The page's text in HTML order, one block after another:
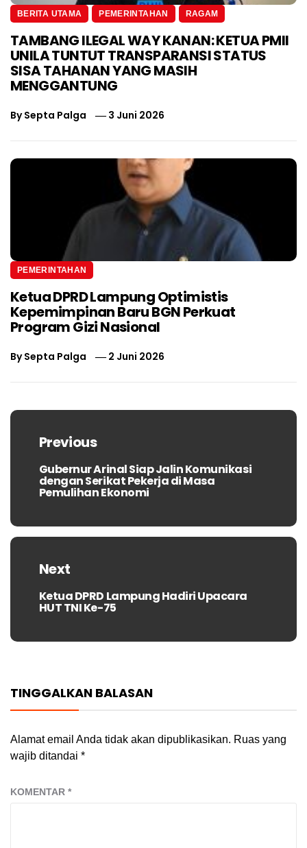
BERITA UTAMA PEMERINTAHAN RAGAM
TAMBANG ILEGAL WAY KANAN: KETUA PMII
UNILA TUNTUT TRANSPARANSI STATUS
SISA TAHANAN YANG MASIH
MENGGANTUNG
BySepta Palga 3 Juni 2026
PEMERINTAHAN
Ketua DPRD Lampung Optimistis
Kepemimpinan Baru BGN Perkuat
Program Gizi Nasional
BySepta Palga 2 Juni 2026
Navigasi
posPrevious
Previous
post:
Gubernur Arinal Siap Jalin Komunikasi
dengan Serikat Pekerja di Masa
Pemulihan Ekonomi
Next
Next
post:
Ketua DPRD Lampung Hadiri Upacara
HUT TNI Ke-75
TINGGALKAN BALASAN
Alamat email Anda tidak akan dipublikasikan. Ruas yang
wajib ditandai *
KOMENTAR *